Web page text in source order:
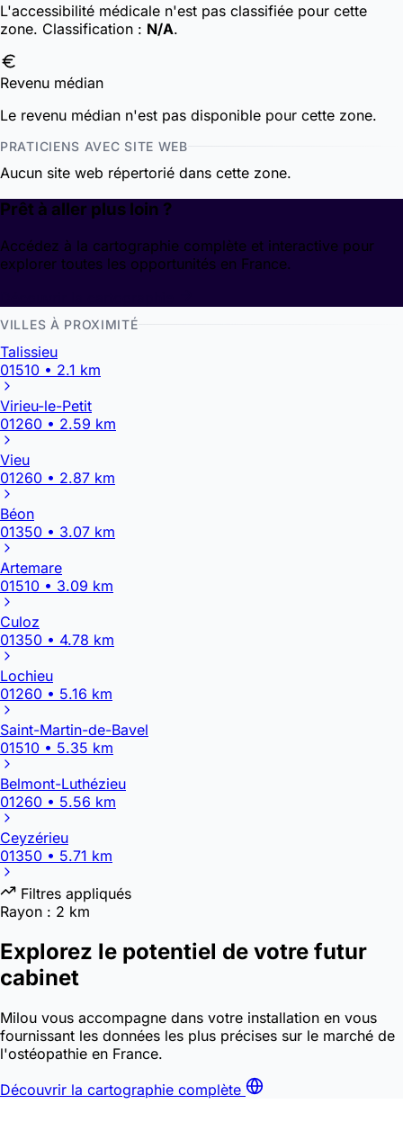
L'accessibilité médicale n'est pas classifiée pour cette
zone. Classification : N/A.
Revenu médian
Le revenu médian n'est pas disponible pour cette zone.
PRATICIENS AVEC SITE WEB
Aucun site web répertorié dans cette zone.
Prêt à aller plus loin ?
Accédez à la cartographie complète et interactive pour
explorer toutes les opportunités en France.
VILLES À PROXIMITÉ
Talissieu
01510 • 2.1 km
Virieu-le-Petit
01260 • 2.59 km
Vieu
01260 • 2.87 km
Béon
01350 • 3.07 km
Artemare
01510 • 3.09 km
Culoz
01350 • 4.78 km
Lochieu
01260 • 5.16 km
Saint-Martin-de-Bavel
01510 • 5.35 km
Belmont-Luthézieu
01260 • 5.56 km
Ceyzérieu
01350 • 5.71 km
Filtres appliqués
Rayon : 2 km
Explorez le potentiel de votre futur
cabinet
Milou vous accompagne dans votre installation en vous
fournissant les données les plus précises sur le marché de
l'ostéopathie en France.
Découvrir la cartographie complète